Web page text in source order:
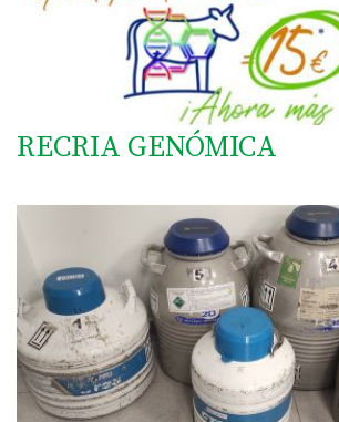
RECRIA GENÓMICA